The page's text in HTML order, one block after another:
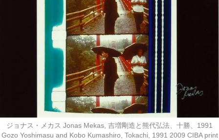
ジョナス・メカス Jonas Mekas, 吉増剛造と熊代弘法、十勝、1991
Gozo Yoshimasu and Kobo Kumashiro, Tokachi, 1991 2009 CIBA print